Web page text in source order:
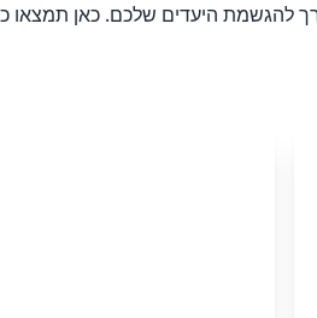
להגשמת היעדים שלכם. כאן תמצאו